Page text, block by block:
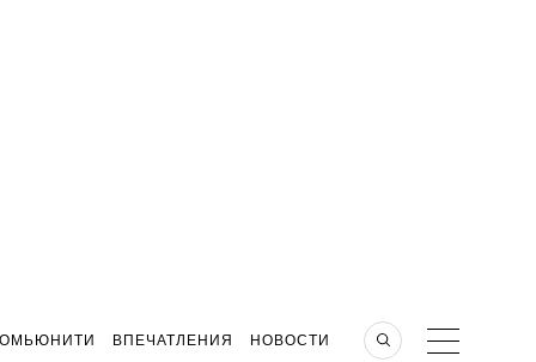
ВПЕЧАТЛЕНИЯ НОВОСТИ